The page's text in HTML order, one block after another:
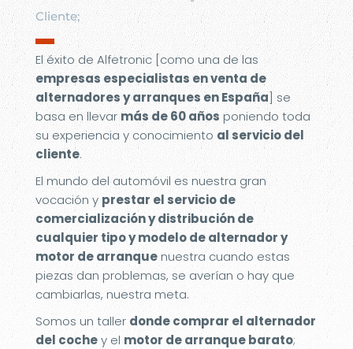
Cliente;
▬
El éxito de Alfetronic [como una de las
empresas especialistas en venta de
alternadores y arranques en España] se
basa en llevarmás de 60 añosponiendo toda
su experiencia y conocimiento al servicio del
cliente.
El mundo del automóvil es nuestra gran
vocación y prestar el servicio de
comercialización y distribución de
cualquier tipo y modelo de alternador y
motor de arranquenuestra cuando estas
piezas dan problemas, se averían o hay que
cambiarlas, nuestra meta.
Somos un tallerdonde comprar el alternador
del cochey el motor de arranque barato;